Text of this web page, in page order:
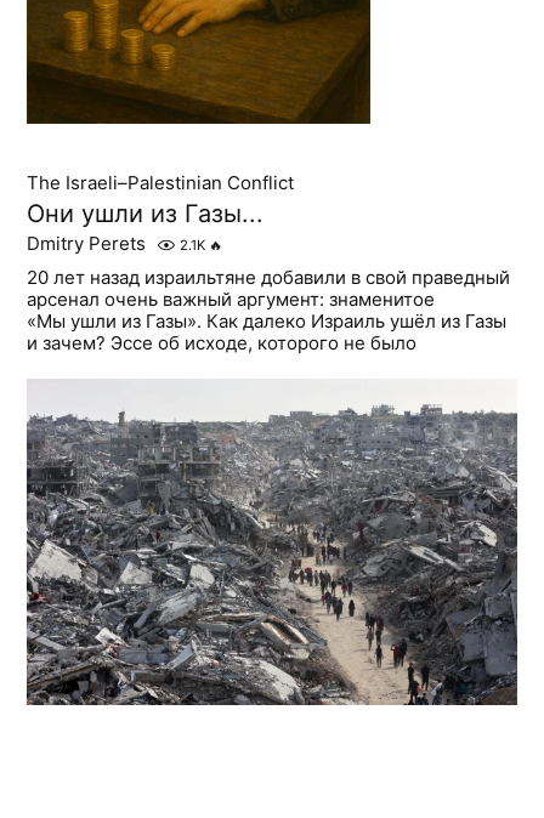
The Israeli–Palestinian Conflict
Они ушли из Газы...
Dmitry Perets 2.1K 🔥
20 лет назад израильтяне добавили в свой праведный
арсенал очень важный аргумент: знаменитое
«Мы ушли из Газы». Как далеко Израиль ушёл из Газы
и зачем? Эссе об исходе, которого не было